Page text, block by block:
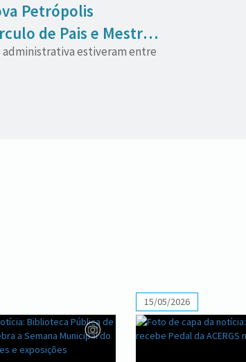
Petrópolis
de Pais e Mestres
escolas
administrativa estiveram entre
15/05/2026